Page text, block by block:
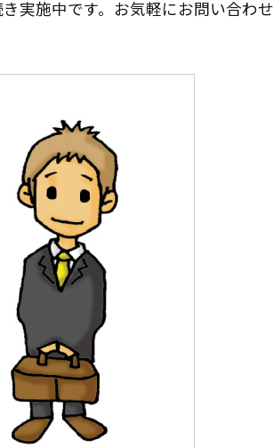
実施中です。お気軽にお問い合わ